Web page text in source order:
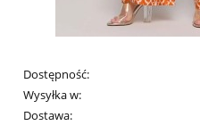
Dostępność:
Wysyłka w:
Dostawa: